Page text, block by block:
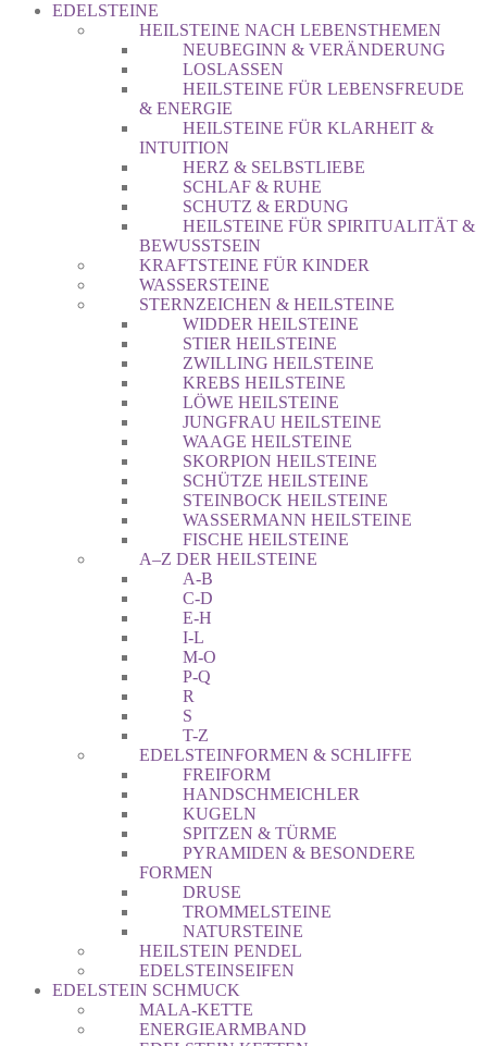
EDELSTEINE
HEILSTEINE NACH LEBENSTHEMEN
NEUBEGINN & VERÄNDERUNG
LOSLASSEN
HEILSTEINE FÜR LEBENSFREUDE
& ENERGIE
HEILSTEINE FÜR KLARHEIT &
INTUITION
HERZ & SELBSTLIEBE
SCHLAF & RUHE
SCHUTZ & ERDUNG
HEILSTEINE FÜR SPIRITUALITÄT &
BEWUSSTSEIN
KRAFTSTEINE FÜR KINDER
WASSERSTEINE
STERNZEICHEN & HEILSTEINE
WIDDER HEILSTEINE
STIER HEILSTEINE
ZWILLING HEILSTEINE
KREBS HEILSTEINE
LÖWE HEILSTEINE
JUNGFRAU HEILSTEINE
WAAGE HEILSTEINE
SKORPION HEILSTEINE
SCHÜTZE HEILSTEINE
STEINBOCK HEILSTEINE
WASSERMANN HEILSTEINE
FISCHE HEILSTEINE
A–Z DER HEILSTEINE
A-B
C-D
E-H
I-L
M-O
P-Q
R
S
T-Z
EDELSTEINFORMEN & SCHLIFFE
FREIFORM
HANDSCHMEICHLER
KUGELN
SPITZEN & TÜRME
PYRAMIDEN & BESONDERE
FORMEN
DRUSE
TROMMELSTEINE
NATURSTEINE
HEILSTEIN PENDEL
EDELSTEINSEIFEN
EDELSTEIN SCHMUCK
MALA-KETTE
ENERGIEARMBAND